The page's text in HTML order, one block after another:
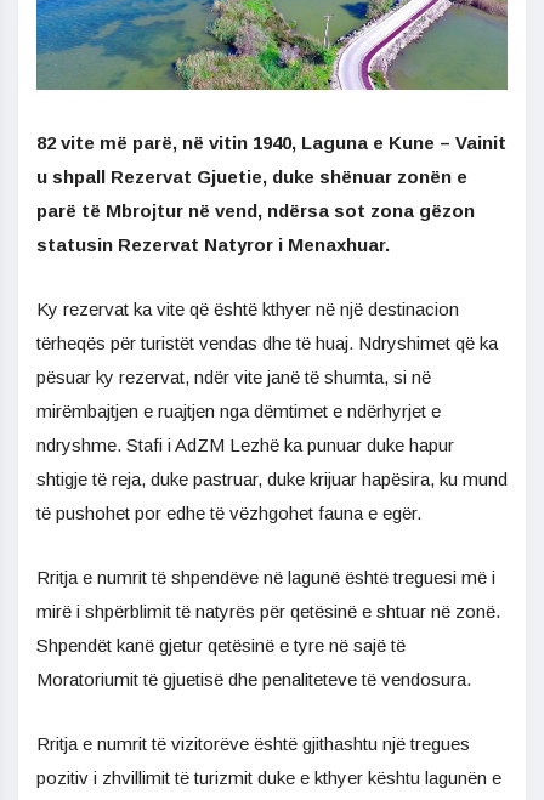
82 vite më parë, në vitin 1940, Laguna e Kune – Vainit
u shpall Rezervat Gjuetie, duke shënuar zonën e
parë të Mbrojtur në vend, ndërsa sot zona gëzon
statusin Rezervat Natyror i Menaxhuar.
Ky rezervat ka vite që është kthyer në një destinacion
tërheqës për turistët vendas dhe të huaj. Ndryshimet që ka
pësuar ky rezervat, ndër vite janë të shumta, si në
mirëmbajtjen e ruajtjen nga dëmtimet e ndërhyrjet e
ndryshme. Stafi i AdZM Lezhë ka punuar duke hapur
shtigje të reja, duke pastruar, duke krijuar hapësira, ku mund
të pushohet por edhe të vëzhgohet fauna e egër.
Rritja e numrit të shpendëve në lagunë është treguesi më i
mirë i shpërblimit të natyrës për qetësinë e shtuar në zonë.
Shpendët kanë gjetur qetësinë e tyre në sajë të
Moratoriumit të gjuetisë dhe penaliteteve të vendosura.
Rritja e numrit të vizitorëve është gjithashtu një tregues
pozitiv i zhvillimit të turizmit duke e kthyer kështu lagunën e